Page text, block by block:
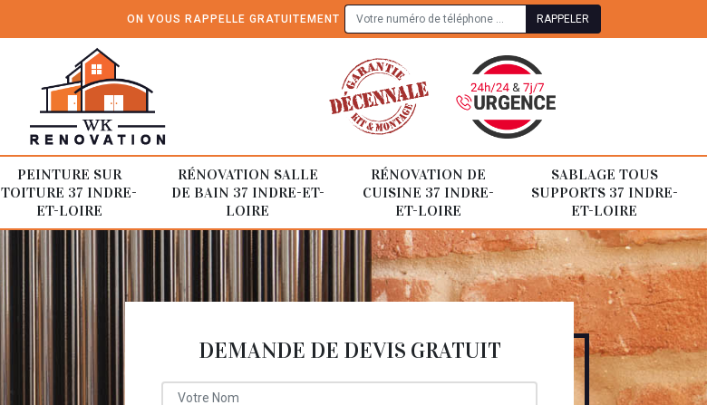
ON VOUS RAPPELLE GRATUITEMENT
PEINTURE SUR
TOITURE 37 INDRE-
ET-LOIRE
RÉNOVATION SALLE
DE BAIN 37 INDRE-ET-
LOIRE
RÉNOVATION DE
CUISINE 37 INDRE-
ET-LOIRE
SABLAGE TOUS
SUPPORTS 37 INDRE-
ET-LOIRE
DEMANDE DE DEVIS GRATUIT